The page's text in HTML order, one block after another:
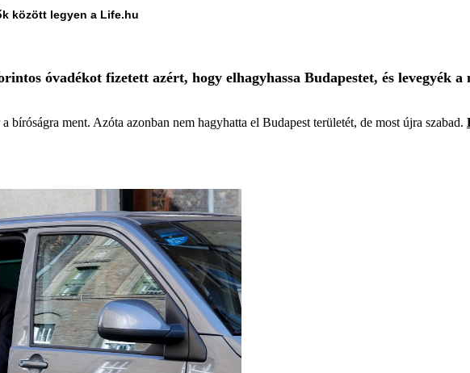
között legyen a Life.hu
óvadékot fizetett azért, hogy elhagyhassa Budapestet, és levegyék
bíróságra ment. Azóta azonban nem hagyhatta el Budapest területét, de most újra szabad.